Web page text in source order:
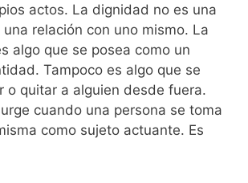
actos. La dignidad no es una
relación con uno mismo. La
algo que se posea como un
Tampoco es algo que se
o quitar a alguien desde fuera.
cuando una persona se toma
como sujeto actuante. Es